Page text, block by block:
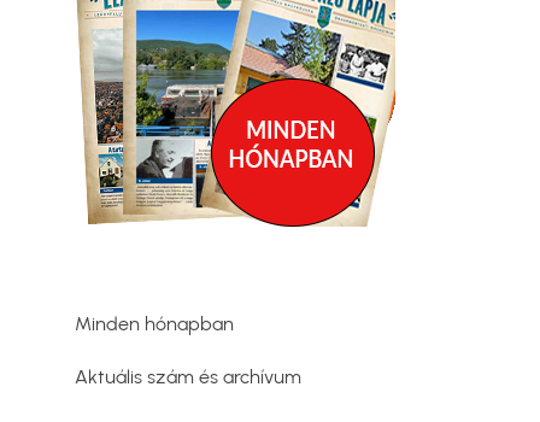
Minden hónapban
Aktuális szám és archívum